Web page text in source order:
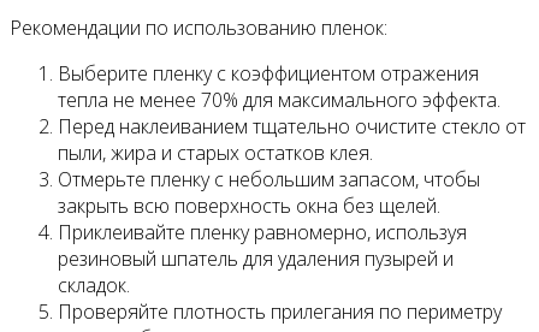
Рекомендации по использованию пленок:
Выберите пленку с коэффициентом отражения
тепла не менее 70% для максимального эффекта.
Перед наклеиванием тщательно очистите стекло от
пыли, жира и старых остатков клея.
Отмерьте пленку с небольшим запасом, чтобы
закрыть всю поверхность окна без щелей.
Приклеивайте пленку равномерно, используя
резиновый шпатель для удаления пузырей и
складок.
Проверяйте плотность прилегания по периметру